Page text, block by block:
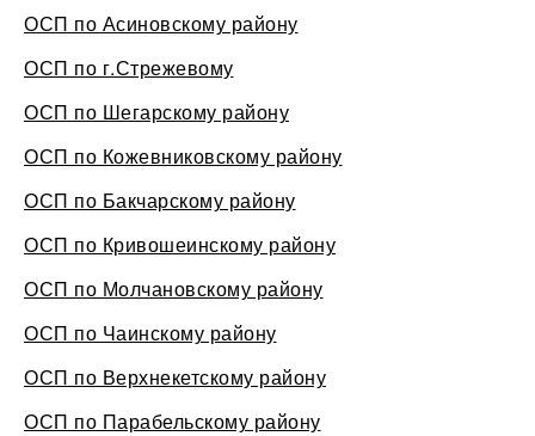
ОСП по Асиновскому району
ОСП по г.Стрежевому
ОСП по Шегарскому району
ОСП по Кожевниковскому району
ОСП по Бакчарскому району
ОСП по Кривошеинскому району
ОСП по Молчановскому району
ОСП по Чаинскому району
ОСП по Верхнекетскому району
ОСП по Парабельскому району